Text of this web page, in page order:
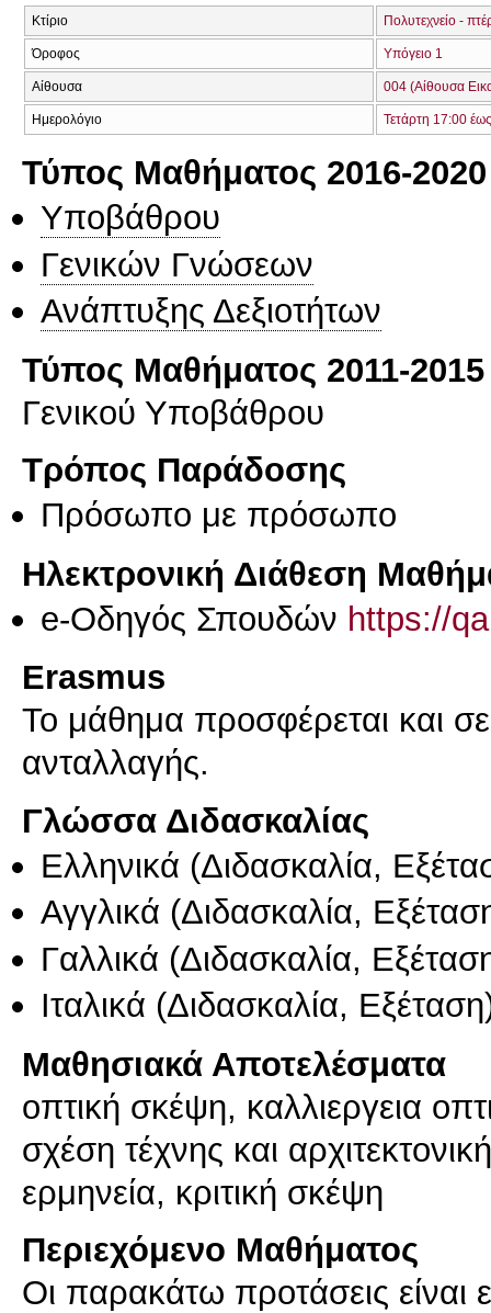
Κτίριο Πολυτεχνείο -
Όροφος Υπόγειο 1
Αίθουσα 004 (Αίθουσα
Ημερολόγιο Τετάρτη 17:00
Τύπος Μαθήματος 2016-2020
Υποβάθρου
Γενικών Γνώσεων
Ανάπτυξης Δεξιοτήτων
Τύπος Μαθήματος 2011-2015
Γενικού Υποβάθρου
Τρόπος Παράδοσης
Πρόσωπο με πρόσωπο
Ηλεκτρονική Διάθεση
e-Οδηγός Σπουδών https://
Erasmus
Το μάθημα προσφέρεται και
ανταλλαγής.
Γλώσσα Διδασκαλίας
Ελληνικά (Διδασκαλία,
Αγγλικά (Διδασκαλία,
Γαλλικά (Διδασκαλία,
Ιταλικά (Διδασκαλία,
Μαθησιακά Αποτελέσματα
οπτική σκέψη, καλλιεργεια
σχέση τέχνης και
ερμηνεία, κριτική σκέψη
Περιεχόμενο Μαθήματος
Οι παρακάτω προτάσεις είναι